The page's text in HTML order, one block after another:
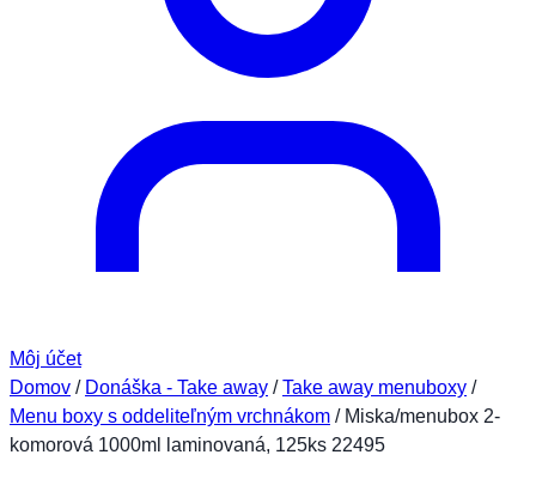
Môj účet
Domov / Donáška - Take away /Take away menuboxy /
Menu boxy s oddeliteľným vrchnákom / Miska/menubox 2-
komorová 1000ml laminovaná, 125ks 22495